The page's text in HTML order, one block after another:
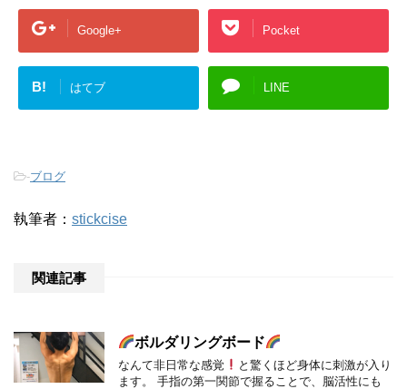
Google+ Pocket
B! はてブ LINE
-ブログ
執筆者： stickcise
関連記事
ボルダリングボード
なんて非日常な感覚
と驚くほど身体に刺激が入り
ます。 手指の第一関節で握ることで、脳活性にも